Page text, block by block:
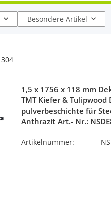
Besondere Artikel
304
1,5 x 1756 x 118 mm
TMT Kiefer &
pulverbeschichte für
Anthrazit Art.- Nr.:
Artikelnummer: